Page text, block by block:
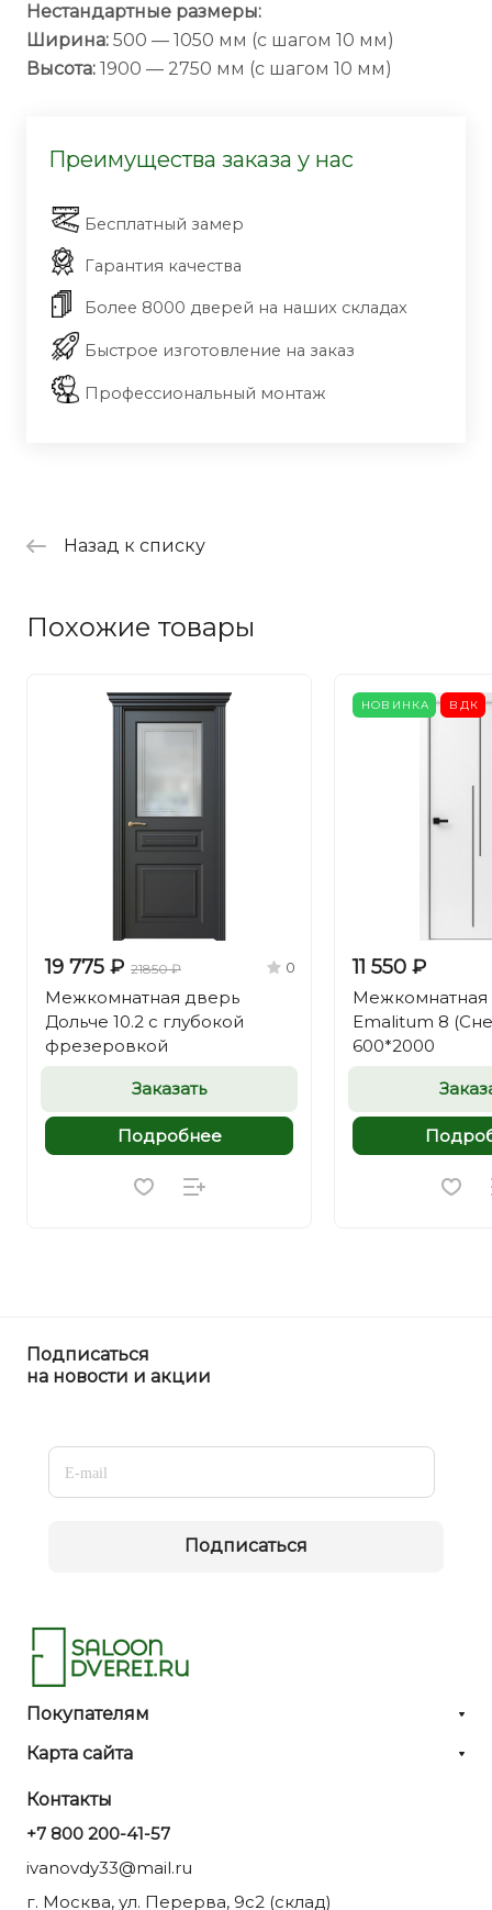
Нестандартные размеры:
Ширина: 500 — 1050 мм (с шагом 10 мм)
Высота: 1900 — 2750 мм (с шагом 10 мм)
Преимущества заказа у нас
Бесплатный замер
Гарантия качества
Более 8000 дверей на наших складах
Быстрое изготовление на заказ
Профессиональный монтаж
Назад к списку
Похожие товары
19 775 ₽ 21850 ₽ 0
Межкомнатная дверь
Дольче 10.2 с глубокой
фрезеровкой
Заказать
Подробнее
НОВИНКА ВДК
11 550 ₽
Межкомнатная
Emalitum 8
600*2000
Подписаться
на новости и акции
Подписаться
Покупателям
Карта сайта
Контакты
+7 800 200-41-57
ivanovdy33@mail.ru
г. Москва, ул. Перерва, 9с2 (склад)